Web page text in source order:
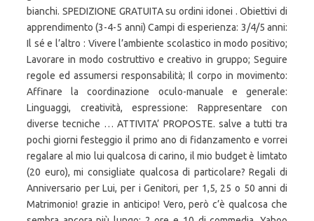
bianchi. SPEDIZIONE GRATUITA su ordini idonei . Obiettivi di
apprendimento (3-4-5 anni) Campi di esperienza: 3/4/5 anni:
Il sé e l’altro : Vivere l’ambiente scolastico in modo positivo;
Lavorare in modo costruttivo e creativo in gruppo; Seguire
regole ed assumersi responsabilità; Il corpo in movimento:
Affinare la coordinazione oculo-manuale e generale:
Linguaggi, creatività, espressione: Rappresentare con
diverse tecniche … ATTIVITA’ PROPOSTE. salve a tutti tra
pochi giorni festeggio il primo ano di fidanzamento e vorrei
regalare al mio lui qualcosa di carino, il mio budget è limtato
(20 euro), mi consigliate qualcosa di particolare? Regali di
Anniversario per Lui, per i Genitori, per 1,5, 25 o 50 anni di
Matrimonio! grazie in anticipo! Vero, però c’è qualcosa che